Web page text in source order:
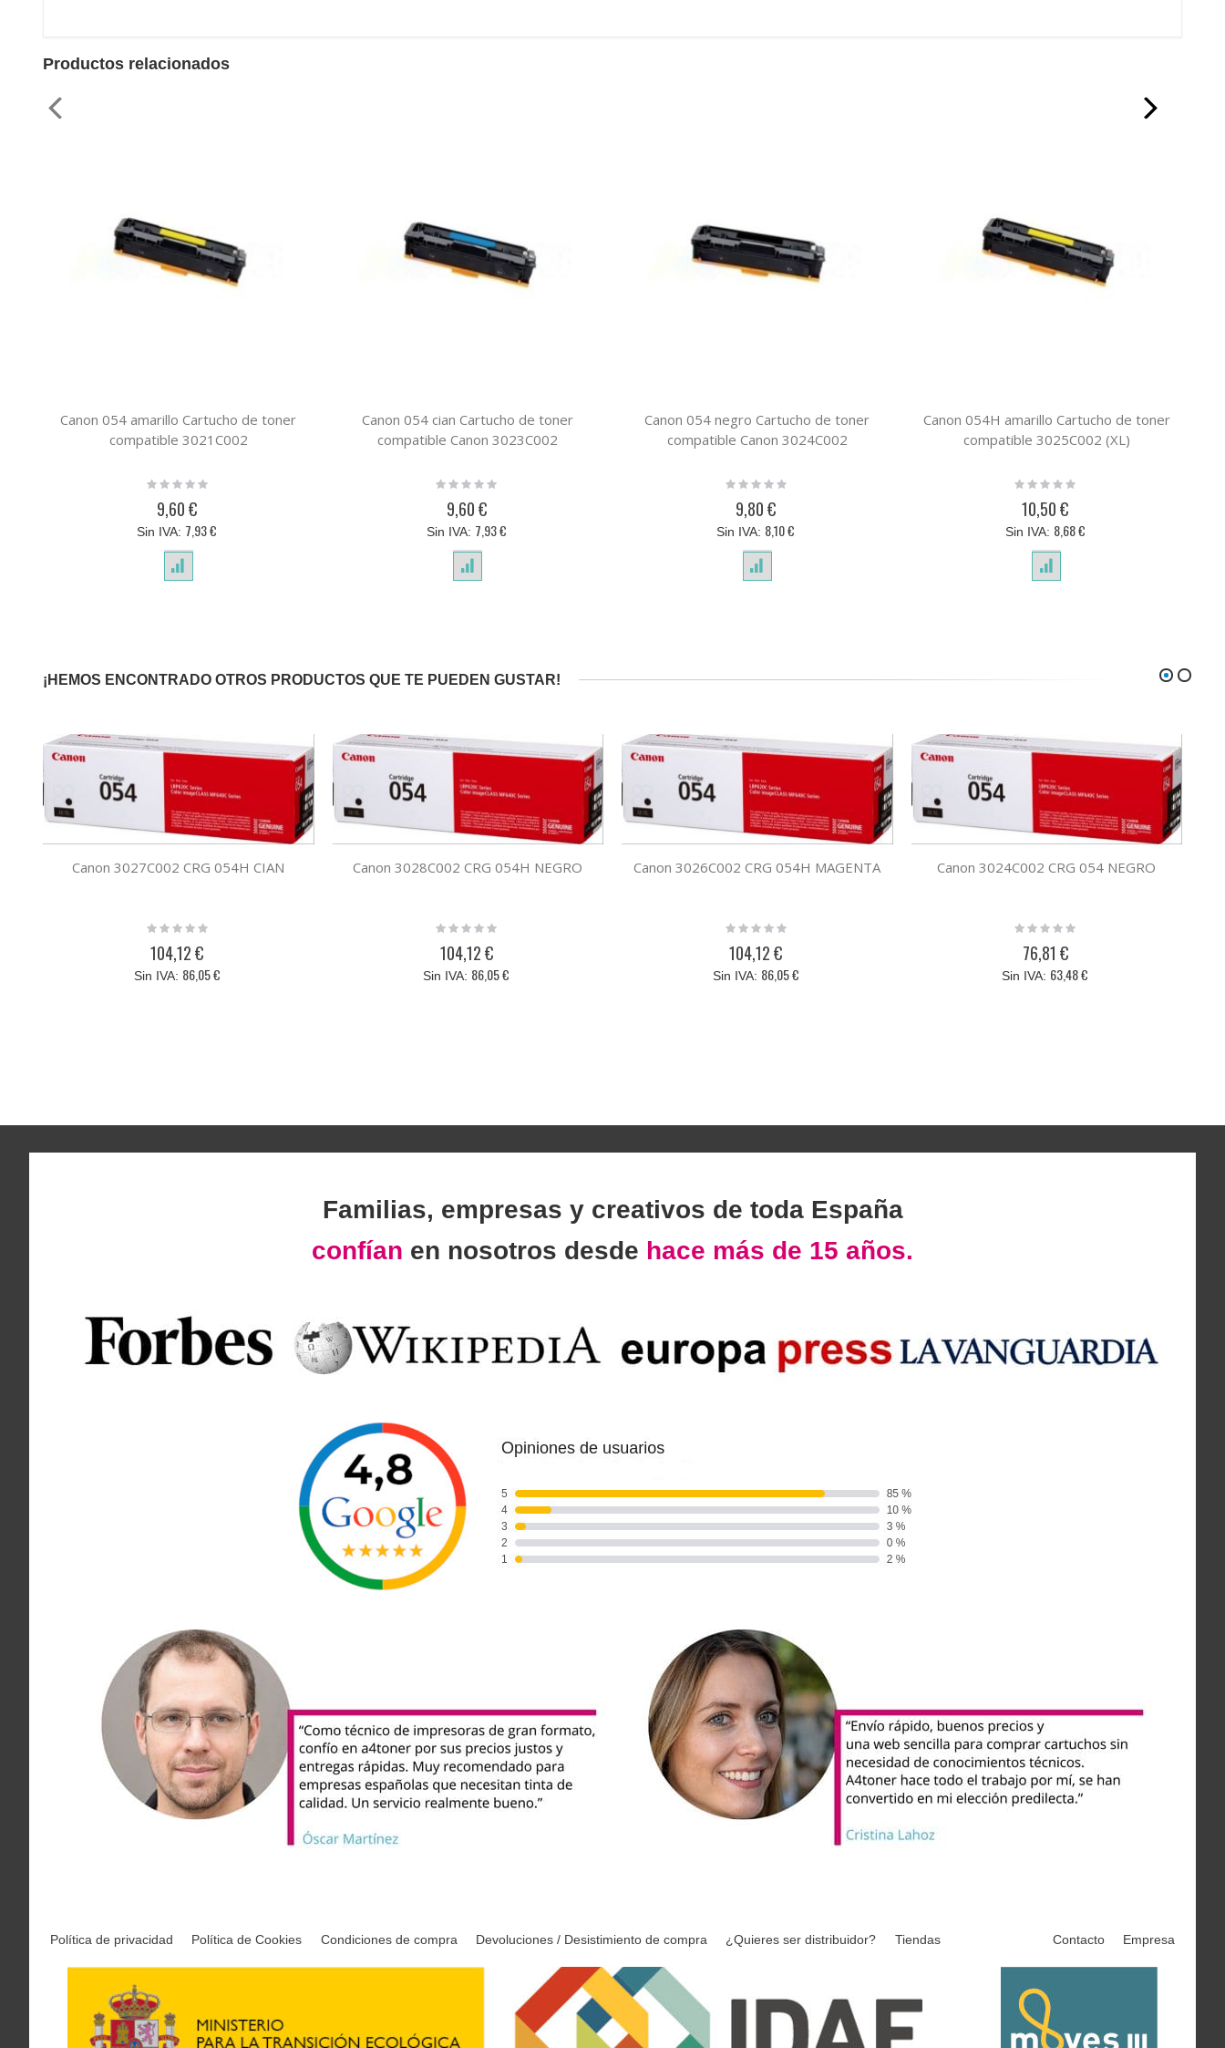
Productos relacionados
Canon 054 amarillo Cartucho de toner
compatible 3021C002
Rating:
9,60 €
7,93 €
Canon 054 cian Cartucho de toner
compatible Canon 3023C002
Rating:
9,60 €
7,93 €
Canon 054 negro Cartucho de toner
compatible Canon 3024C002
Rating:
9,80 €
8,10 €
Canon 054H amarillo Cartucho de toner
compatible 3025C002 (XL)
Rating:
10,50 €
8,68 €
¡HEMOS ENCONTRADO OTROS PRODUCTOS QUE TE PUEDEN GUSTAR!
Canon 3027C002 CRG 054H CIAN
Rating:
104,12 €
86,05 €
Canon 3028C002 CRG 054H NEGRO
Rating:
104,12 €
86,05 €
Canon 3026C002 CRG 054H MAGENTA
Rating:
104,12 €
86,05 €
Canon 3024C002 CRG 054 NEGRO
Rating:
76,81 €
63,48 €
Familias, empresas y creativos de toda España
confían en nosotros desde hace más de 15 años.
Política de privacidad Política de Cookies Condiciones de compra Devoluciones / Desistimiento de compra ¿Quieres ser distribuidor? Tiendas Contacto Empresa